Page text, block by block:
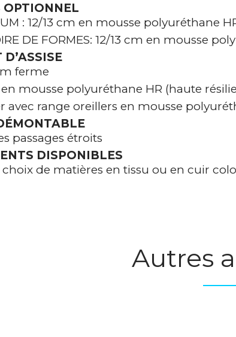
OPTIONNEL
: 12/13 cm en mousse polyuréthane
DE FORMES: 12/13 cm en mousse
ferme
en mousse polyuréthane HR (haute
avec range oreillers en mousse
passages étroits
DISPONIBLES
de matières en tissu ou en cuir
Autres